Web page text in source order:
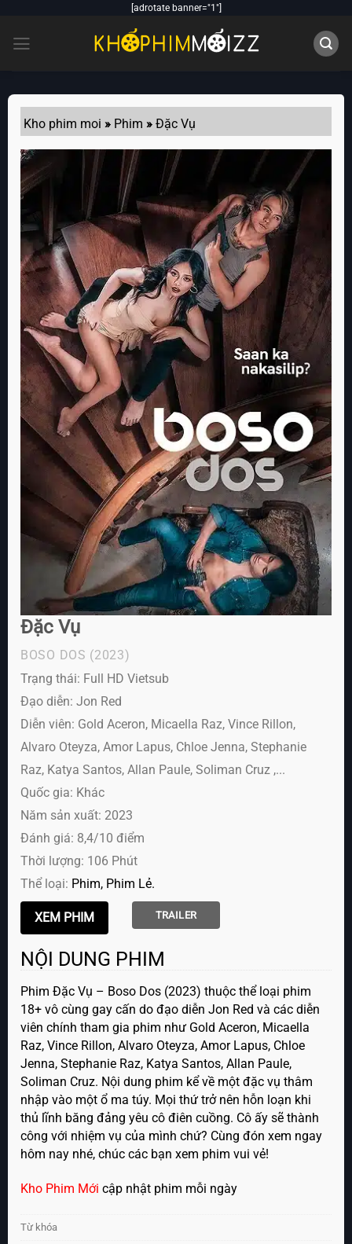
content
[adrotate banner="1"]
Kho phim moi » Phim »Đặc Vụ
Đặc Vụ
BOSO DOS (2023)
Trạng thái: Full HD Vietsub
Đạo diễn: Jon Red
Diễn viên: Gold Aceron, Micaella Raz, Vince Rillon,
Alvaro Oteyza, Amor Lapus, Chloe Jenna, Stephanie
Raz, Katya Santos, Allan Paule, Soliman Cruz ,...
Quốc gia: Khác
Năm sản xuất: 2023
Đánh giá: 8,4/10 điểm
Thời lượng: 106 Phút
Thể loại: Phim Phim Lẻ
TRAILER
NỘI DUNG PHIM
Phim Đặc Vụ – Boso Dos (2023) thuộc thể loại phim
18+ vô cùng gay cấn do đạo diễn Jon Red và các diễn
viên chính tham gia phim như Gold Aceron, Micaella
Raz, Vince Rillon, Alvaro Oteyza, Amor Lapus, Chloe
Jenna, Stephanie Raz, Katya Santos, Allan Paule,
Soliman Cruz. Nội dung phim kể về một đặc vụ thâm
nhập vào một ổ ma túy. Mọi thứ trở nên hỗn loạn khi
thủ lĩnh băng đảng yêu cô điên cuồng. Cô ấy sẽ thành
công với nhiệm vụ của mình chứ? Cùng đón xem ngay
hôm nay nhé, chúc các bạn xem phim vui vẻ!
Kho Phim Mới cập nhật phim mỗi ngày
Từ khóa